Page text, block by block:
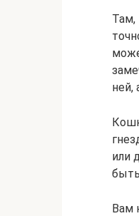
Там,
ней,
или
Вам